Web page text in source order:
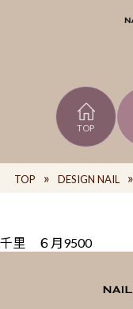
TOP
TOP DESIGN NAIL
千里 ６月9500